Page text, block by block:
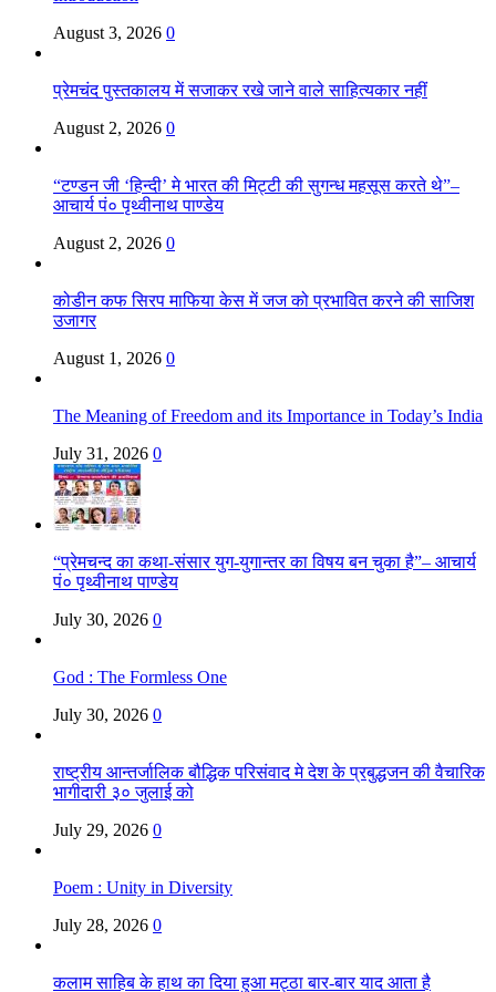
August 3, 2026 0
प्रेमचंद पुस्तकालय में सजाकर रखे जाने वाले साहित्यकार नहीं
August 2, 2026 0
“टण्डन जी ‘हिन्दी’ मे भारत की मिट्टी की सुगन्ध महसूस करते थे”–
आचार्य पं० पृथ्वीनाथ पाण्डेय
August 2, 2026 0
कोडीन कफ सिरप माफिया केस में जज को प्रभावित करने की साजिश
उजागर
August 1, 2026 0
The Meaning of Freedom and its Importance in Today’s India
July 31, 2026 0
“प्रेमचन्द का कथा-संसार युग-युगान्तर का विषय बन चुका है”– आचार्य
पं० पृथ्वीनाथ पाण्डेय
July 30, 2026 0
God : The Formless One
July 30, 2026 0
राष्ट्रीय आन्तर्जालिक बौद्धिक परिसंवाद मे देश के प्रबुद्धजन की वैचारिक
भागीदारी ३० जुलाई को
July 29, 2026 0
Poem : Unity in Diversity
July 28, 2026 0
कलाम साहिब के हाथ का दिया हुआ मट्ठा बार-बार याद आता है